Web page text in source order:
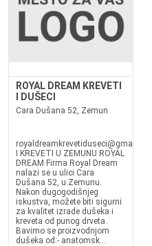
ROYAL DREAM KREVETI
I DUŠECI
Cara Dušana 52, Zemun
I KREVETI U ZEMUNU ROYAL
DREAM Firma Royal Dream
nalazi se u ulici Cara
Dušana 52, u Zemunu.
Nakon dugogodišnjeg
iskustva, možete biti sigurni
za kvalitet izrade dušeka i
kreveta od punog drveta.
Bavimo se proizvodnjom
dušeka od:- anatomsk...